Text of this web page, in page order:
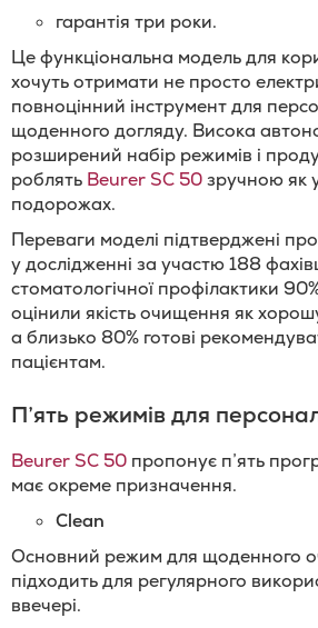
гарантія три роки.
Це функціональна модель для
хочуть отримати не просто
повноцінний інструмент для
щоденного догляду. Висока
розширений набір режимів і
роблять Beurer SC 50зручною як
подорожах.
Переваги моделі підтверджені
у дослідженні за участю 188
стоматологічної профілактики
оцінили якість очищення як
а близько 80% готові
пацієнтам.
П’ять режимів для
Beurer SC 50 пропонує п’ять
має окреме призначення.
Clean
Основний режим для щоденного
підходить для регулярного
ввечері.